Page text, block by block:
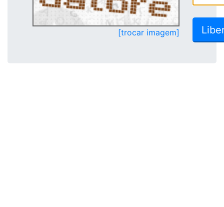
[trocar imagem]